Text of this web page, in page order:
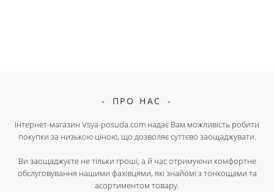
ПРО НАС
Інтернет-магазин Vsya-posuda.com надає Вам можливість робити
покупки за низькою ціною, що дозволяє суттєво заощаджувати.
Ви заощаджуєте не тільки гроші, а й час отримуючи комфортне
обслуговування нашими фахівцями, які знайомі з тонкощами та
асортиментом товару.